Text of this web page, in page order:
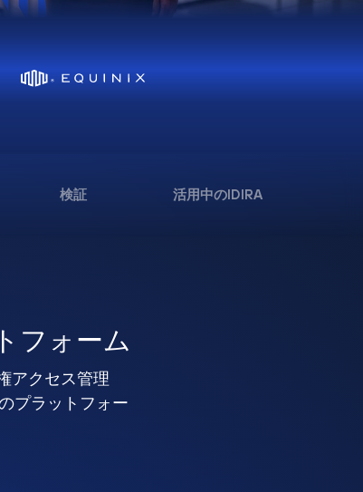
検証 活用中のIDIRA
フォーム
アクセス管理
プラットフォー